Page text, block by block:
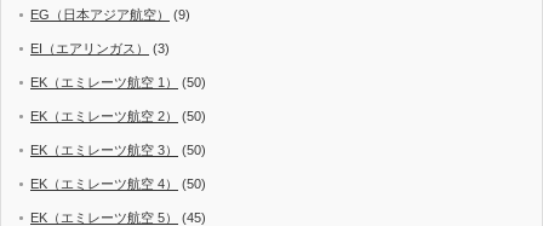
EG（日本アジア航空） (9)
EI（エアリンガス） (3)
EK（エミレーツ航空 1） (50)
EK（エミレーツ航空 2） (50)
EK（エミレーツ航空 3） (50)
EK（エミレーツ航空 4） (50)
EK（エミレーツ航空 5） (45)